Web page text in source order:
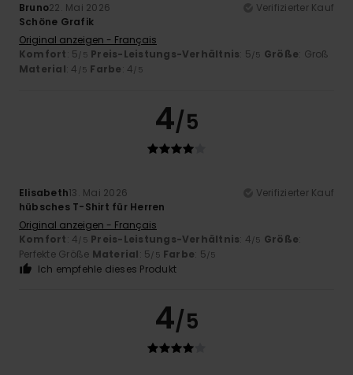
Bruno22. Mai 2026
Verifizierter Kauf
Schöne Grafik
Original anzeigen - Français
Komfort: 5/5 Preis-Leistungs-Verhältnis: 5/5 Größe: Groß
Material: 4 /5 Farbe: 4/5
4/5
Elisabeth13. Mai 2026
Verifizierter Kauf
hübsches T-Shirt für Herren
Original anzeigen - Français
Komfort: 4/5 Preis-Leistungs-Verhältnis: 4/5 Größe:
Perfekte Größe Material: 5/5 Farbe: 5/5
Ich empfehle dieses Produkt
4/5